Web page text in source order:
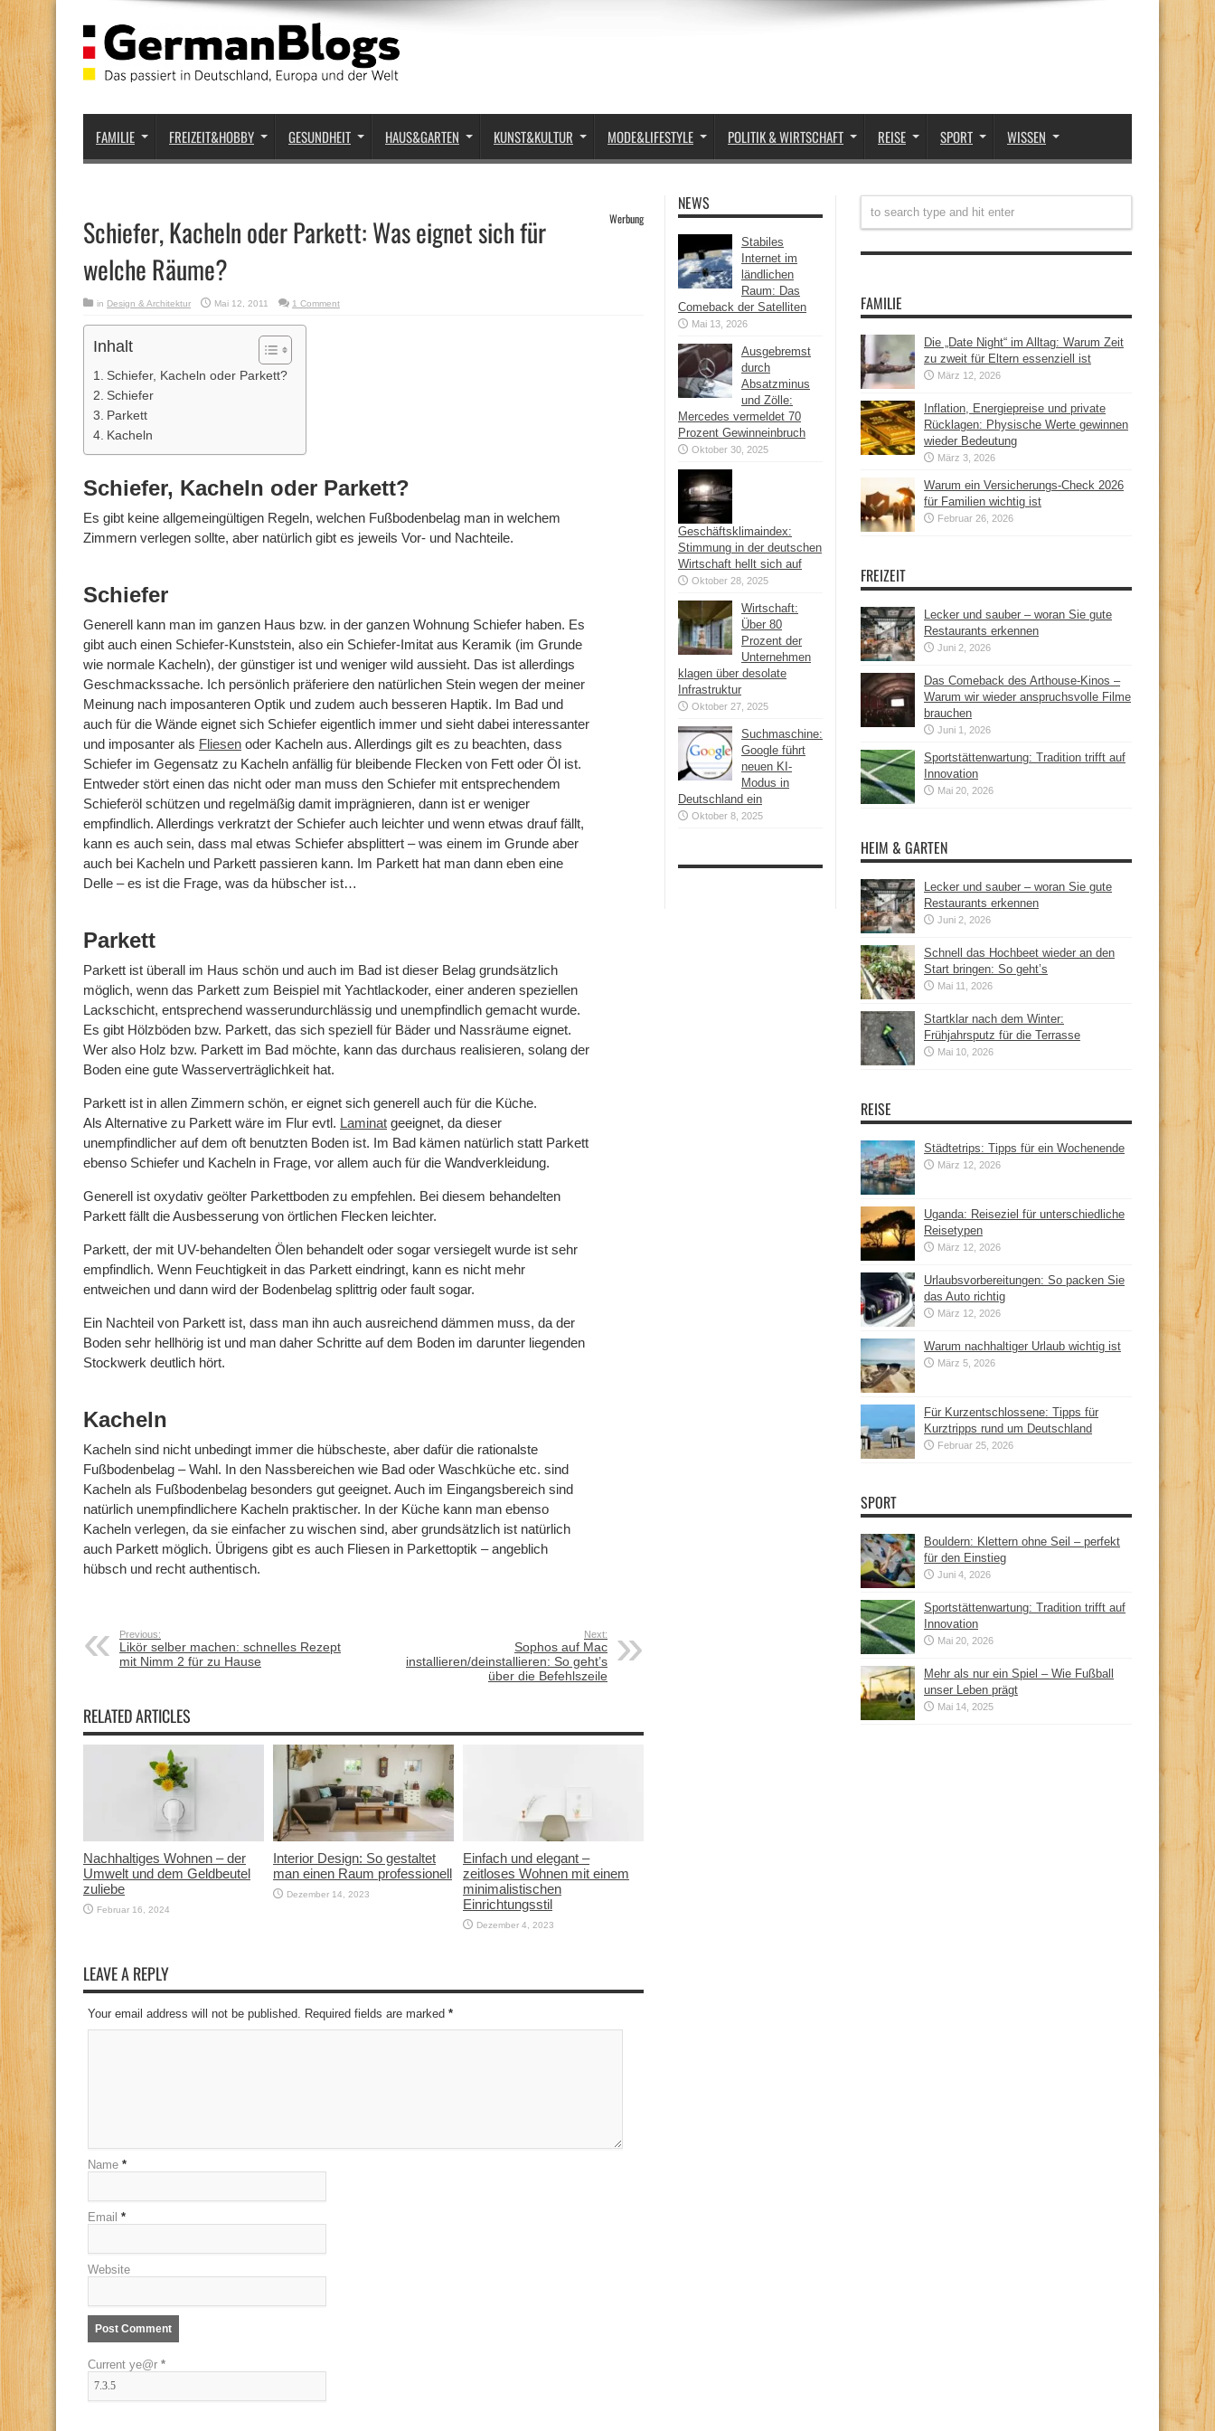
FAMILIE FREIZEIT&HOBBY GESUNDHEIT HAUS&GARTEN KUNST&KULTUR MODE&LIFESTYLE POLITIK & WIRTSCHAFT REISE SPORT WISSEN
Schiefer, Kacheln oder Parkett: Was eignet sich für
welche Räume?
Werbung
in Design & Architektur Mai 12, 2011 1 Comment
Inhalt
Schiefer, Kacheln oder Parkett?
Schiefer
Parkett
Kacheln
Schiefer, Kacheln oder Parkett?
Es gibt keine allgemeingültigen Regeln, welchen Fußbodenbelag man in welchem
Zimmern verlegen sollte, aber natürlich gibt es jeweils Vor- und Nachteile.
Schiefer
Generell kann man im ganzen Haus bzw. in der ganzen Wohnung Schiefer haben. Es
gibt auch einen Schiefer-Kunststein, also ein Schiefer-Imitat aus Keramik (im Grunde
wie normale Kacheln), der günstiger ist und weniger wild aussieht. Das ist allerdings
Geschmackssache. Ich persönlich präferiere den natürlichen Stein wegen der meiner
Meinung nach imposanteren Optik und zudem auch besseren Haptik. Im Bad und
auch für die Wände eignet sich Schiefer eigentlich immer und sieht dabei interessanter
und imposanter als Fliesen oder Kacheln aus. Allerdings gilt es zu beachten, dass
Schiefer im Gegensatz zu Kacheln anfällig für bleibende Flecken von Fett oder Öl ist.
Entweder stört einen das nicht oder man muss den Schiefer mit entsprechendem
Schieferöl schützen und regelmäßig damit imprägnieren, dann ist er weniger
empfindlich. Allerdings verkratzt der Schiefer auch leichter und wenn etwas drauf fällt,
kann es auch sein, dass mal etwas Schiefer absplittert – was einem im Grunde aber
auch bei Kacheln und Parkett passieren kann. Im Parkett hat man dann eben eine
Delle – es ist die Frage, was da hübscher ist…
Parkett
Parkett ist überall im Haus schön und auch im Bad ist dieser Belag grundsätzlich
möglich, wenn das Parkett zum Beispiel mit Yachtlackoder, einer anderen speziellen
Lackschicht, entsprechend wasserundurchlässig und unempfindlich gemacht wurde.
Es gibt Hölzböden bzw. Parkett, das sich speziell für Bäder und Nassräume eignet.
Wer also Holz bzw. Parkett im Bad möchte, kann das durchaus realisieren, solang der
Boden eine gute Wasserverträglichkeit hat.
Parkett ist in allen Zimmern schön, er eignet sich generell auch für die Küche.
Als Alternative zu Parkett wäre im Flur evtl. Laminat geeignet, da dieser
unempfindlicher auf dem oft benutzten Boden ist. Im Bad kämen natürlich statt Parkett
ebenso Schiefer und Kacheln in Frage, vor allem auch für die Wandverkleidung.
Generell ist oxydativ geölter Parkettboden zu empfehlen. Bei diesem behandelten
Parkett fällt die Ausbesserung von örtlichen Flecken leichter.
Parkett, der mit UV-behandelten Ölen behandelt oder sogar versiegelt wurde ist sehr
empfindlich. Wenn Feuchtigkeit in das Parkett eindringt, kann es nicht mehr
entweichen und dann wird der Bodenbelag splittrig oder fault sogar.
Ein Nachteil von Parkett ist, dass man ihn auch ausreichend dämmen muss, da der
Boden sehr hellhörig ist und man daher Schritte auf dem Boden im darunter liegenden
Stockwerk deutlich hört.
Kacheln
Kacheln sind nicht unbedingt immer die hübscheste, aber dafür die rationalste
Fußbodenbelag – Wahl. In den Nassbereichen wie Bad oder Waschküche etc. sind
Kacheln als Fußbodenbelag besonders gut geeignet. Auch im Eingangsbereich sind
natürlich unempfindlichere Kacheln praktischer. In der Küche kann man ebenso
Kacheln verlegen, da sie einfacher zu wischen sind, aber grundsätzlich ist natürlich
auch Parkett möglich. Übrigens gibt es auch Fliesen in Parkettoptik – angeblich
hübsch und recht authentisch.
Previous:
Likör selber machen: schnelles Rezept
mit Nimm 2 für zu Hause
Next:
Sophos auf Mac
installieren/deinstallieren: So geht’s
über die Befehlszeile
RELATED ARTICLES
Nachhaltiges Wohnen – der
Umwelt und dem Geldbeutel
zuliebe
Februar 16, 2024
Interior Design: So gestaltet
man einen Raum professionell
Dezember 14, 2023
Einfach und elegant –
zeitloses Wohnen mit einem
minimalistischen
Einrichtungsstil
Dezember 4, 2023
LEAVE A REPLY
Your email address will not be published. Required fields are marked *
Name *
Email *
Website
Current ye@r *
NEWS
Stabiles
Internet im
ländlichen
Raum: Das
Comeback der Satelliten
Mai 13, 2026
Ausgebremst
durch
Absatzminus
und Zölle:
Mercedes vermeldet 70
Prozent Gewinneinbruch
Oktober 30, 2025
Geschäftsklimaindex:
Stimmung in der deutschen
Wirtschaft hellt sich auf
Oktober 28, 2025
Wirtschaft:
Über 80
Prozent der
Unternehmen
klagen über desolate
Infrastruktur
Oktober 27, 2025
Suchmaschine:
Google führt
neuen KI-
Modus in
Deutschland ein
Oktober 8, 2025
FAMILIE
Die „Date Night“ im Alltag: Warum Zeit
zu zweit für Eltern essenziell ist
März 12, 2026
Inflation, Energiepreise und private
Rücklagen: Physische Werte gewinnen
wieder Bedeutung
März 3, 2026
Warum ein Versicherungs-Check 2026
für Familien wichtig ist
Februar 26, 2026
FREIZEIT
Lecker und sauber – woran Sie gute
Restaurants erkennen
Juni 2, 2026
Das Comeback des Arthouse-Kinos –
Warum wir wieder anspruchsvolle Filme
brauchen
Juni 1, 2026
Sportstättenwartung: Tradition trifft auf
Innovation
Mai 20, 2026
HEIM & GARTEN
Lecker und sauber – woran Sie gute
Restaurants erkennen
Juni 2, 2026
Schnell das Hochbeet wieder an den
Start bringen: So geht’s
Mai 11, 2026
Startklar nach dem Winter:
Frühjahrsputz für die Terrasse
Mai 10, 2026
REISE
Städtetrips: Tipps für ein Wochenende
März 12, 2026
Uganda: Reiseziel für unterschiedliche
Reisetypen
März 12, 2026
Urlaubsvorbereitungen: So packen Sie
das Auto richtig
März 12, 2026
Warum nachhaltiger Urlaub wichtig ist
März 5, 2026
Für Kurzentschlossene: Tipps für
Kurztripps rund um Deutschland
Februar 25, 2026
SPORT
Bouldern: Klettern ohne Seil – perfekt
für den Einstieg
Juni 4, 2026
Sportstättenwartung: Tradition trifft auf
Innovation
Mai 20, 2026
Mehr als nur ein Spiel – Wie Fußball
unser Leben prägt
Mai 14, 2025